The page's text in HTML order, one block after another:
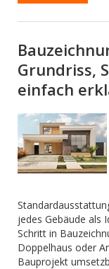
Grundriss,
einfach
jedes Gebäude als
Schritt in
Doppelhaus oder
Bauprojekt